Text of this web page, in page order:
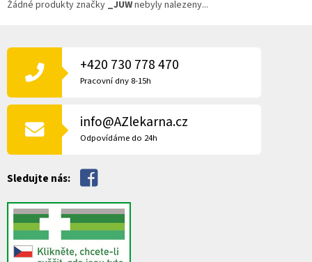
Žádné produkty značky _JUWnebyly nalezeny...
Á
T
+420 730 778 470
Pracovní dny 8-15h
info@AZlekarna.cz
Odpovídáme do 24h
Sledujte nás: